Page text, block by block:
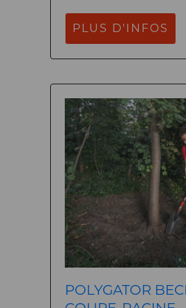
PLUS D'INFOS
POLYGATOR